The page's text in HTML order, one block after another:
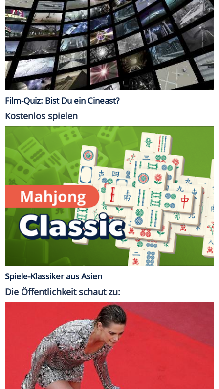
Film-Quiz: Bist Du ein Cineast?
Kostenlos spielen
Spiele-Klassiker aus Asien
Die Öffentlichkeit schaut zu: